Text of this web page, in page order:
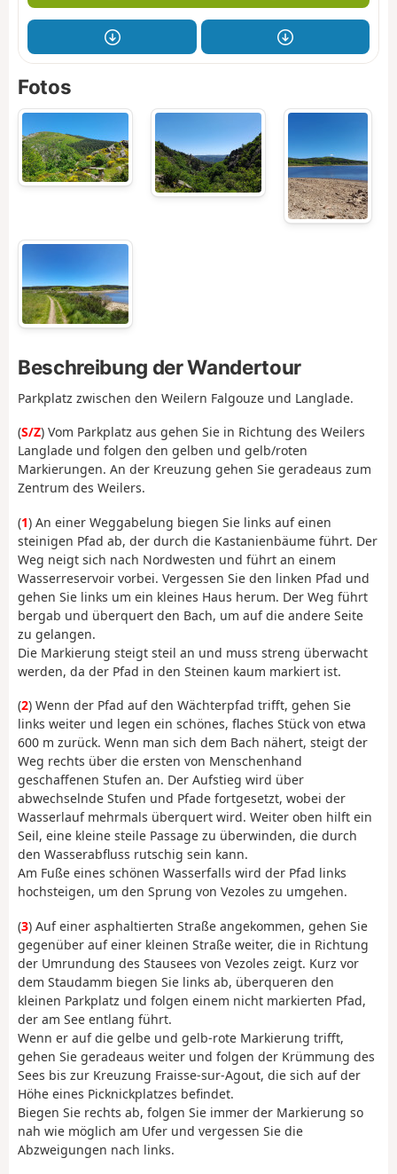
Fotos
Beschreibung der Wandertour
Parkplatz zwischen den Weilern Falgouze und Langlade.
(S/Z) Vom Parkplatz aus gehen Sie in Richtung des Weilers
Langlade und folgen den gelben und gelb/roten
Markierungen. An der Kreuzung gehen Sie geradeaus zum
Zentrum des Weilers.
(1) An einer Weggabelung biegen Sie links auf einen
steinigen Pfad ab, der durch die Kastanienbäume führt. Der
Weg neigt sich nach Nordwesten und führt an einem
Wasserreservoir vorbei. Vergessen Sie den linken Pfad und
gehen Sie links um ein kleines Haus herum. Der Weg führt
bergab und überquert den Bach, um auf die andere Seite
zu gelangen.
Die Markierung steigt steil an und muss streng überwacht
werden, da der Pfad in den Steinen kaum markiert ist.
(2) Wenn der Pfad auf den Wächterpfad trifft, gehen Sie
links weiter und legen ein schönes, flaches Stück von etwa
600 m zurück. Wenn man sich dem Bach nähert, steigt der
Weg rechts über die ersten von Menschenhand
geschaffenen Stufen an. Der Aufstieg wird über
abwechselnde Stufen und Pfade fortgesetzt, wobei der
Wasserlauf mehrmals überquert wird. Weiter oben hilft ein
Seil, eine kleine steile Passage zu überwinden, die durch
den Wasserabfluss rutschig sein kann.
Am Fuße eines schönen Wasserfalls wird der Pfad links
hochsteigen, um den Sprung von Vezoles zu umgehen.
(3) Auf einer asphaltierten Straße angekommen, gehen Sie
gegenüber auf einer kleinen Straße weiter, die in Richtung
der Umrundung des Stausees von Vezoles zeigt. Kurz vor
dem Staudamm biegen Sie links ab, überqueren den
kleinen Parkplatz und folgen einem nicht markierten Pfad,
der am See entlang führt.
Wenn er auf die gelbe und gelb-rote Markierung trifft,
gehen Sie geradeaus weiter und folgen der Krümmung des
Sees bis zur Kreuzung Fraisse-sur-Agout, die sich auf der
Höhe eines Picknickplatzes befindet.
Biegen Sie rechts ab, folgen Sie immer der Markierung so
nah wie möglich am Ufer und vergessen Sie die
Abzweigungen nach links.